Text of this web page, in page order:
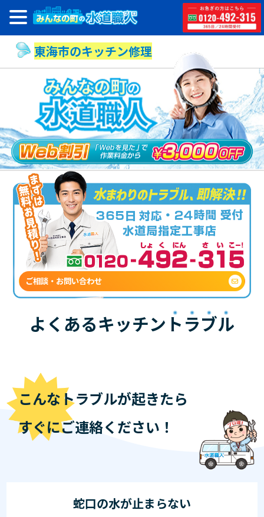
東海市のキッチン修理
ご相談・お問い合わせ
よくあるキッチン トラブル
こんなトラブルが起きたら
すぐにご連絡ください！
蛇口の水が止まらない